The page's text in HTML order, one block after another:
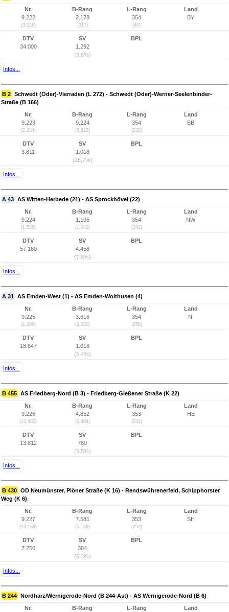
Nr.
9.222
(3.026)
B-Rang
2.178
(317)
L-Rang
354
(40)
Land
BY
DTV
34.000
SV
1.292
(3,8%)
BPL
Infos...
B 2 Schwedt (Oder)-Vierraden (L 272) - Schwedt (Oder)-Werner-Seelenbinder-
Straße (B 166)
Nr.
9.223
(2.834)
B-Rang
9.224
(6.822)
L-Rang
354
(238)
Land
BB
DTV
3.811
SV
1.018
(26,7%)
BPL
Infos...
A 43 AS Witten-Herbede (21) - AS Sprockhövel (22)
Nr.
9.224
(1.538)
B-Rang
1.105
(1.040)
L-Rang
354
(342)
Land
NW
DTV
57.160
SV
4.458
(7,8%)
BPL
Infos...
A 31 AS Emden-West (1) - AS Emden-Wolthusen (4)
Nr.
9.225
(1.296)
B-Rang
3.616
(2.330)
L-Rang
354
(258)
Land
NI
DTV
18.847
SV
1.018
(5,4%)
BPL
Infos...
B 455 AS Friedberg-Nord (B 3) - Friedberg-Gießener Straße (K 22)
Nr.
9.226
(13.432)
B-Rang
4.852
(2.494)
L-Rang
353
(342)
Land
HE
DTV
13.812
SV
760
(5,5%)
BPL
Infos...
B 430 OD Neumünster, Plöner Straße (K 16) - Rendswührenerfeld, Schipphorster
Weg (K 6)
Nr.
9.227
(13.188)
B-Rang
7.581
(5.188)
L-Rang
353
(252)
Land
SH
DTV
7.250
SV
384
(5,3%)
BPL
Infos...
B 244 Nordharz/Wernigerode-Nord (B 244-Ast) - AS Wernigerode-Nord (B 6)
Nr.
B-Rang
L-Rang
Land